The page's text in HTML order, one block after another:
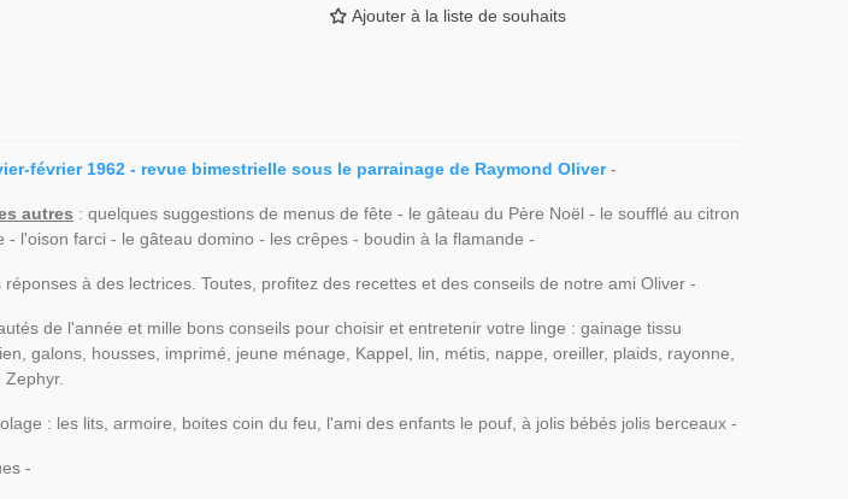
Ajouter à la liste de souhaits
février 1962 - revue bimestrielle sous le parrainage de Raymond Oliver-
autres : quelques suggestions de menus de fête - le gâteau du Père Noël - le soufflé au citron
l'oison farci - le gâteau domino - les crêpes - boudin à la flamande -
à des lectrices. Toutes, profitez des recettes et des conseils de notre ami Oliver -
de l'année et mille bons conseils pour choisir et entretenir votre linge : gainage tissu
galons, housses, imprimé, jeune ménage, Kappel, lin, métis, nappe, oreiller, plaids, rayonne,
Zephyr.
: les lits, armoire, boites coin du feu, l'ami des enfants le pouf, à jolis bébés jolis berceaux -
-